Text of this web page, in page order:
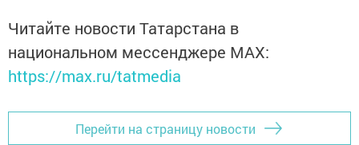
Читайте новости Татарстана в
национальном мессенджере MАХ:
https://max.ru/tatmedia
Перейти на страницу новости